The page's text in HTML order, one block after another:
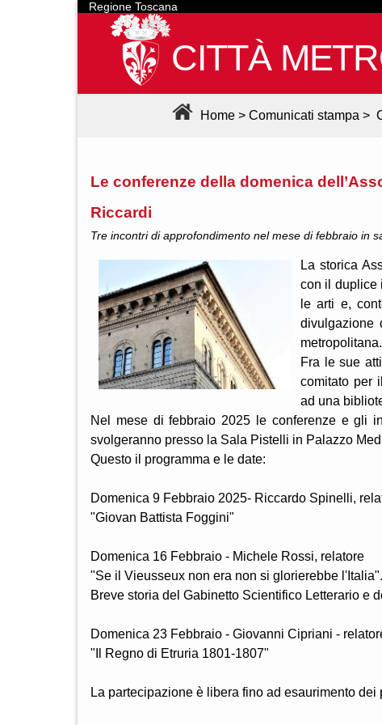
Regione Toscana
CITTÀ
Home > Comunicati stampa >
Le conferenze della domenica
Riccardi
Tre incontri di approfondimento nel mese di febbraio in
La storica
con il duplice
le arti e,
divulgazione
metropolitana.
Fra le sue
comitato per
ad una
Nel mese di febbraio 2025 le conferenze e gli
svolgeranno presso la Sala Pistelli in Palazzo
Questo il programma e le date:
Domenica 9 Febbraio 2025- Riccardo Spinelli,
"Giovan Battista Foggini"
Domenica 16 Febbraio - Michele Rossi, relatore
"Se il Vieusseux non era non si glorierebbe l'Italia".
Breve storia del Gabinetto Scientifico Letterario e
Domenica 23 Febbraio - Giovanni Cipriani -
"Il Regno di Etruria 1801-1807"
La partecipazione è libera fino ad esaurimento dei